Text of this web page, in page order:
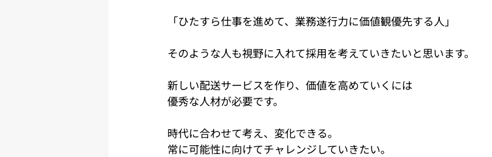
「ひたすら仕事を進めて、業務遂行力に価値観優先する人」
そのような人も視野に入れて採用を考えていきたいと思います。
新しい配送サービスを作り、価値を高めていくには
優秀な人材が必要です。
時代に合わせて考え、変化できる。
常に可能性に向けてチャレンジしていきたい。